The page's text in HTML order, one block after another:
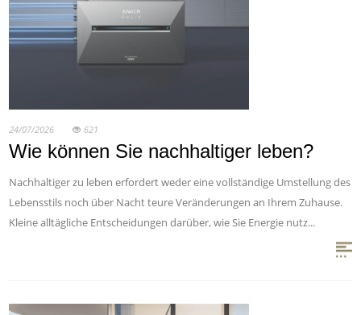
24/07/2026 621
Wie können Sie nachhaltiger leben?
Nachhaltiger zu leben erfordert weder eine vollständige Umstellung des
Lebensstils noch über Nacht teure Veränderungen an Ihrem Zuhause.
Kleine alltägliche Entscheidungen darüber, wie Sie Energie nutz...